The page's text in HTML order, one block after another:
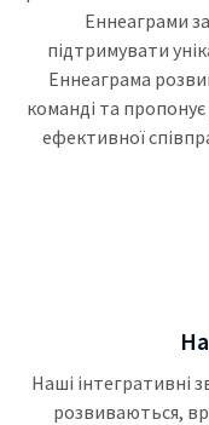
Еннеаграми
підтримувати
Еннеаграма
команді та
ефективної
Наші інтегративні
розвиваються,